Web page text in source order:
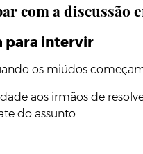
com a discussão
para intervir
os miúdos
aos irmãos de
do assunto.